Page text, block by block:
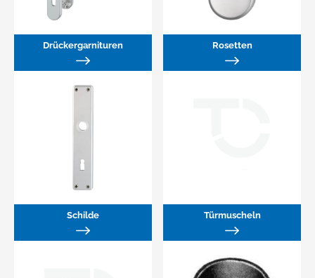
Drückergarnituren Rosetten
Schilde Türmuscheln